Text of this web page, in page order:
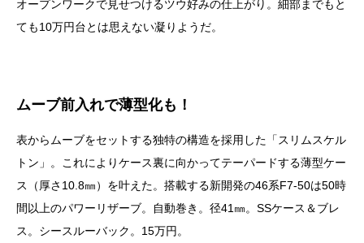
オープンワークで見せつけるツウ好みの仕上がり。細部までもと
ても10万円台とは思えない凝りようだ。
ムーブ前入れで薄型化も！
表からムーブをセットする独特の構造を採用した「スリムスケル
トン」。これによりケース裏に向かってテーパードする薄型ケー
ス（厚さ10.8㎜）を叶えた。搭載する新開発の46系F7-50は50時
間以上のパワーリザーブ。自動巻き。径41㎜。SSケース＆ブレ
ス。シースルーバック。15万円。